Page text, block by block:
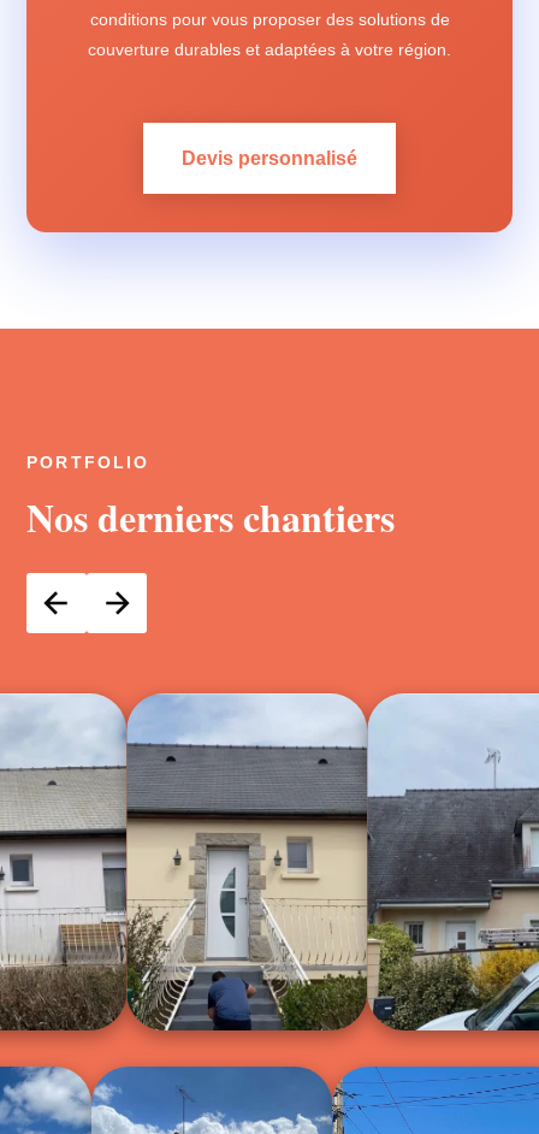
conditions pour vous proposer des solutions de
couverture durables et adaptées à votre région.
Devis personnalisé
PORTFOLIO
Nos derniers chantiers